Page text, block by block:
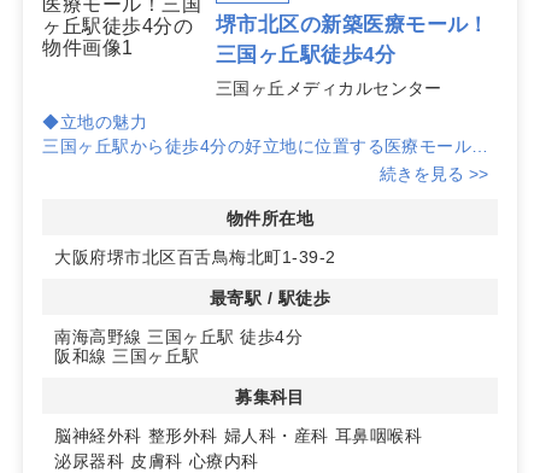
堺市北区の新築医療モール！
三国ヶ丘駅徒歩4分
三国ヶ丘メディカルセンター
◆立地の魅力
三国ヶ丘駅から徒歩4分の好立地に位置する医療モール
で、アクセスの良さが魅力です。大通りに面しており、視
周辺には競合が少ないため、新規開業のチャンスです。特
に整形外科や脳神経外科の診療圏良好です。
◆多様な科目に対応
脳神経外科や整形外科をはじめ、婦人科・産科、眼科、耳
鼻咽喉科、泌尿器科、皮膚科、心療内科など幅広い診療科
目に対応可能です。詳細はお問い合わせください。
続きを見る >>
物件所在地
大阪府堺市北区百舌鳥梅北町1-39-2
最寄駅 / 駅徒歩
南海高野線 三国ヶ丘駅 徒歩4分
阪和線 三国ヶ丘駅
募集科目
脳神経外科 整形外科 婦人科・産科 耳鼻咽喉科
泌尿器科 皮膚科 心療内科